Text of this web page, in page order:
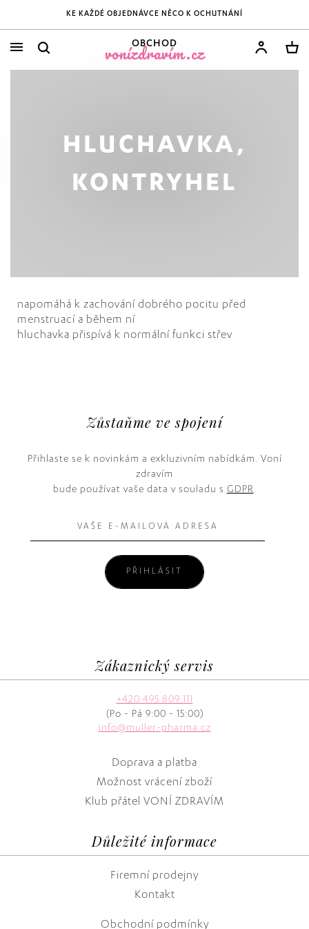
KE KAŽDÉ OBJEDNÁVCE NĚCO K OCHUTNÁNÍ
OBCHOD
vonízdravím.cz
HLUCHAVKA,
KONTRYHEL
napomáhá k zachování dobrého pocitu před
menstruací a během ní
hluchavka přispívá k normální funkci střev
Zůstaňme ve spojení
Přihlaste se k novinkám a exkluzivním nabídkám. Voní
zdravím
bude používat vaše data v souladu s GDPR.
PŘIHLÁSIT
Zákaznický servis
+420 495 809 111
(Po - Pá 9:00 - 15:00)
info@muller-pharma.cz
Doprava a platba
Možnost vrácení zboží
Klub přátel VONÍ ZDRAVÍM
Důležité informace
Firemní prodejny
Kontakt
Obchodní podmínky